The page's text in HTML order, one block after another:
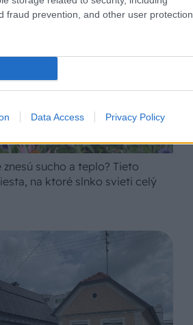
fraud prevention, and other user protection.
Data Access Privacy Policy
sucho a teplo? Tieto
na ktoré slnko svieti celý